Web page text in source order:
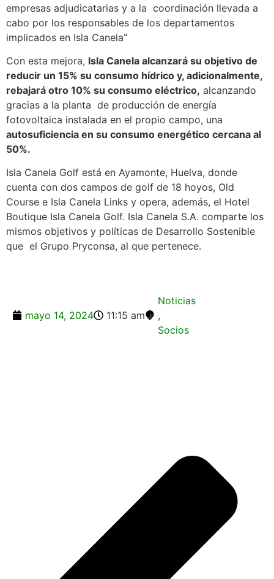
empresas adjudicatarias y a la coordinación llevada a
cabo por los responsables de los departamentos
implicados en Isla Canela”
Con esta mejora, Isla Canela alcanzará su objetivo de
reducir un 15% su consumo hídrico y, adicionalmente,
rebajará otro 10% su consumo eléctrico, alcanzando
gracias a la planta de producción de energía
fotovoltaica instalada en el propio campo, una
autosuficiencia en su consumo energético cercana al
50%.
Isla Canela Golf está en Ayamonte, Huelva, donde
cuenta con dos campos de golf de 18 hoyos, Old
Course e Isla Canela Links y opera, además, el Hotel
Boutique Isla Canela Golf. Isla Canela S.A. comparte los
mismos objetivos y políticas de Desarrollo Sostenible
que el Grupo Pryconsa, al que pertenece.
mayo 14, 2024 11:15 am
Noticias
,
Socios